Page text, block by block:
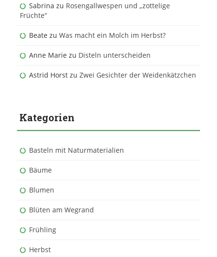
Sabrina zu Rosengallwespen und „zottelige
Früchte“
Beate zu Was macht ein Molch im Herbst?
Anne Marie zu Disteln unterscheiden
Astrid Horst zu Zwei Gesichter der Weidenkätzchen
Kategorien
Basteln mit Naturmaterialien
Bäume
Blumen
Blüten am Wegrand
Frühling
Herbst